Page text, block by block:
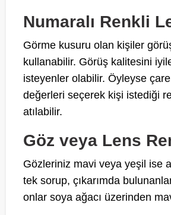
Numaralı Renkli
Görme kusuru olan kişiler
kullanabilir. Görüş kalitesini
isteyenler olabilir. Öyleyse
değerleri seçerek kişi istediği
atılabilir.
Göz veya Lens
Gözleriniz mavi veya yeşil ise
tek sorup, çıkarımda
onlar soya ağacı üzerinden